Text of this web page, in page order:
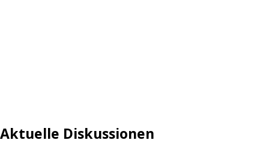
Aktuelle Diskussionen